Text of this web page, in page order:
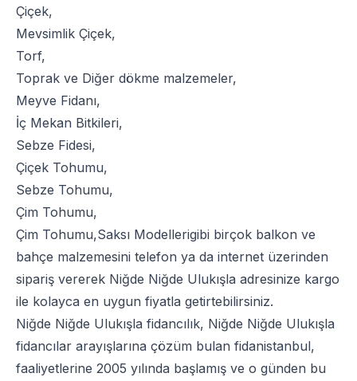
Çiçek,
Mevsimlik Çiçek,
Torf,
Toprak ve Diğer dökme malzemeler,
Meyve Fidanı,
İç Mekan Bitkileri,
Sebze Fidesi,
Çiçek Tohumu,
Sebze Tohumu,
Çim Tohumu,
Çim Tohumu,Saksı Modellerigibi birçok balkon ve
bahçe malzemesini telefon ya da internet üzerinden
sipariş vererek Niğde Niğde Ulukışla adresinize kargo
ile kolayca en uygun fiyatla getirtebilirsiniz.
Niğde Niğde Ulukışla fidancılık, Niğde Niğde Ulukışla
fidancılar arayışlarına çözüm bulan fidanistanbul,
faaliyetlerine 2005 yılında başlamış ve o günden bu